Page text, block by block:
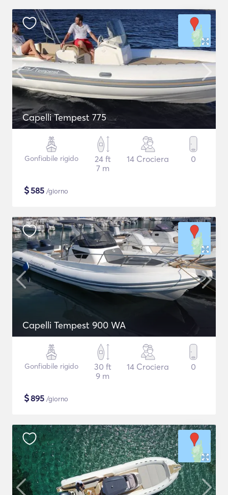
Capelli Tempest 775
Gonfiabile rigido
24 ft
7 m
14 Crociera 0
$585 /giorno
Capelli Tempest 900 WA
Gonfiabile rigido
30 ft
9 m
14 Crociera 0
$895 /giorno